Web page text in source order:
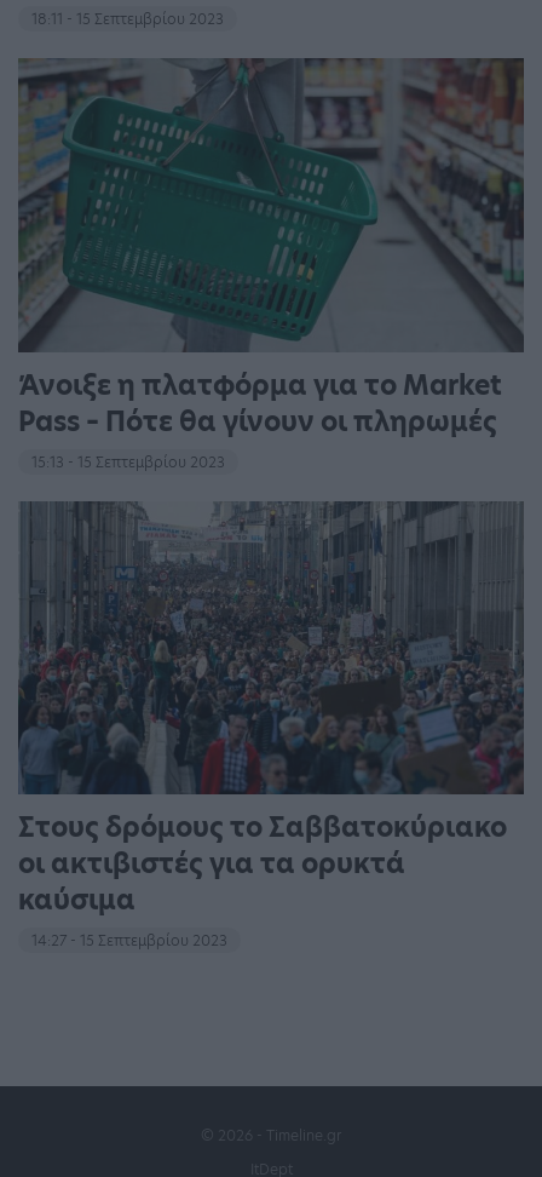
18:11 - 15 Σεπτεμβρίου 2023
Άνοιξε η πλατφόρμα για το Market
Pass – Πότε θα γίνουν οι πληρωμές
15:13 - 15 Σεπτεμβρίου 2023
Στους δρόμους το Σαββατοκύριακο
οι ακτιβιστές για τα ορυκτά
καύσιμα
14:27 - 15 Σεπτεμβρίου 2023
© 2026 - Timeline.gr
ItDept